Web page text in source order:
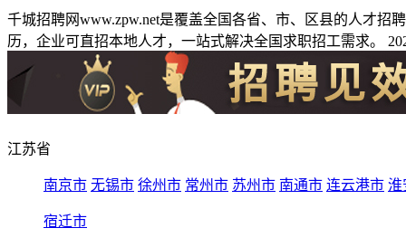
千城招聘网www.zpw.net是覆盖全国各省、市、区县的人才
历，企业可直招本地人才，一站式解决全国求职招工需求。
江苏省
南京市 无锡市 徐州市 常州市 苏州市 南通市 连云港市 淮
宿迁市